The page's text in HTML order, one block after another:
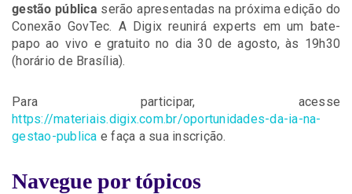
gestão pública serão apresentadas na próxima edição do
Conexão GovTec. A Digix reunirá experts em um bate-
papo ao vivo e gratuito no dia 30 de agosto, às 19h30
(horário de Brasília).
Para participar, acesse
https://materiais.digix.com.br/oportunidades-da-ia-na-
gestao-publica e faça a sua inscrição.
Navegue por tópicos